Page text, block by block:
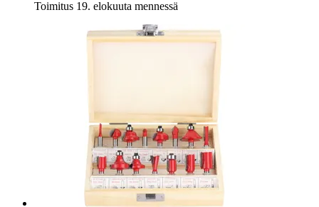
Toimitus 19. elokuuta mennessä